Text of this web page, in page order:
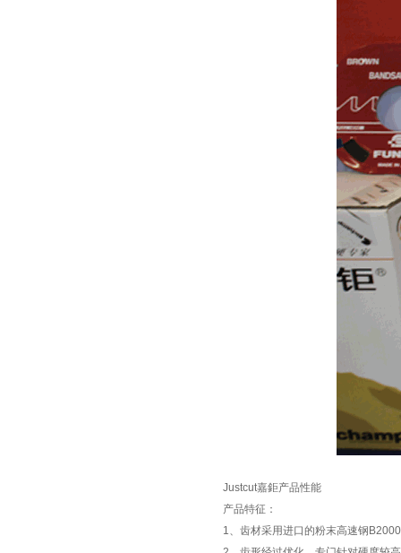
Justcut嘉鉅产品性能
产品特征：
1、齿材采用进口的粉末高速钢